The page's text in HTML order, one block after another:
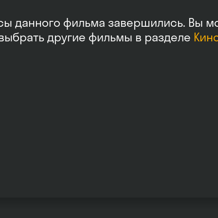
данного фильма завершились. Вы
другие фильмы в разделе